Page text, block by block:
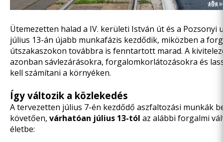
Ütemezetten halad a IV. kerületi István út és a Pozsonyi
július 13-án újabb munkafázis kezdődik, miközben a
útszakaszokon továbbra is fenntartott marad. A
azonban sávlezárásokra, forgalomkorlátozásokra és
kell számítani a környéken.
Így változik a közlekedés
A tervezetten július 7-én kezdődő aszfaltozási munkák
követően, várhatóan július 13-tól az alábbi forgalmi
életbe: